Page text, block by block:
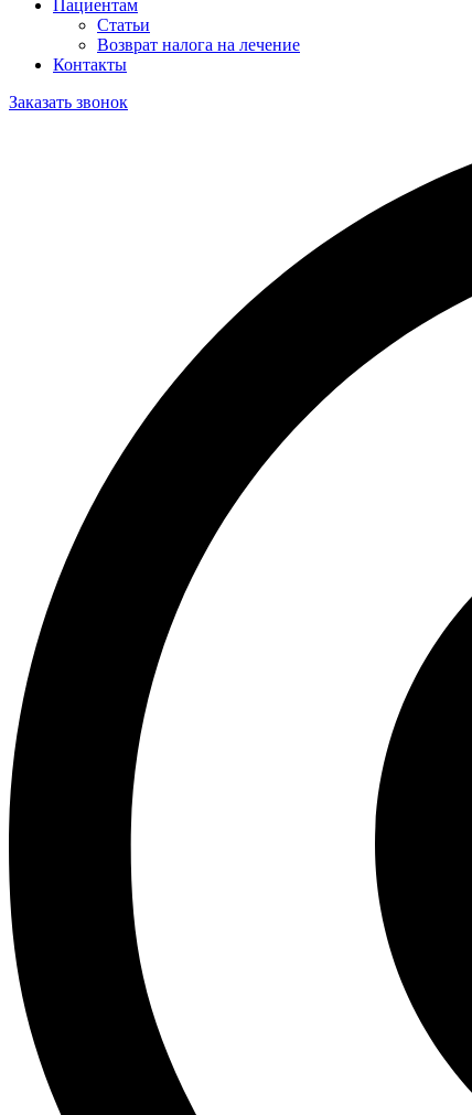
Пациентам
Статьи
Возврат налога на лечение
Контакты
Заказать звонок